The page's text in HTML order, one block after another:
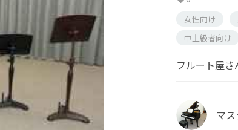
女性向け
中上級者向け
フルート屋
マ